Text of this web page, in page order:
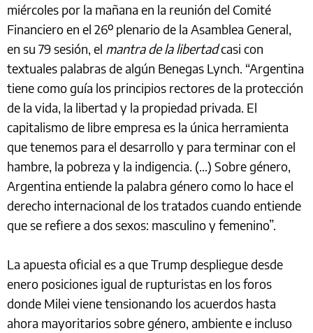
miércoles por la mañana en la reunión del Comité
Financiero en el 26º plenario de la Asamblea General,
en su 79 sesión, el mantra de la libertadcasi con
textuales palabras de algún Benegas Lynch. “Argentina
tiene como guía los principios rectores de la protección
de la vida, la libertad y la propiedad privada. El
capitalismo de libre empresa es la única herramienta
que tenemos para el desarrollo y para terminar con el
hambre, la pobreza y la indigencia. (…) Sobre género,
Argentina entiende la palabra género como lo hace el
derecho internacional de los tratados cuando entiende
que se refiere a dos sexos: masculino y femenino”.
La apuesta oficial es a que Trump despliegue desde
enero posiciones igual de rupturistas en los foros
donde Milei viene tensionando los acuerdos hasta
ahora mayoritarios sobre género, ambiente e incluso